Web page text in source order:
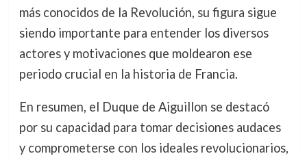
más conocidos de la Revolución, su figura sigue
siendo importante para entender los diversos
actores y motivaciones que moldearon ese
periodo crucial en la historia de Francia.
En resumen, el Duque de Aiguillon se destacó
por su capacidad para tomar decisiones audaces
y comprometerse con los ideales revolucionarios,